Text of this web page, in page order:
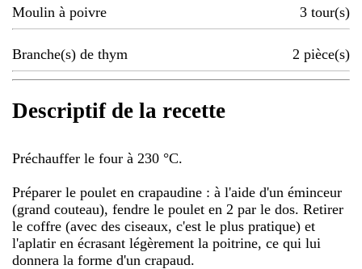
Moulin à poivre 3 tour(s)
Branche(s) de thym 2 pièce(s)
Descriptif de la recette
Préchauffer le four à 230 °C.
Préparer le poulet en crapaudine : à l'aide d'un éminceur
(grand couteau), fendre le poulet en 2 par le dos. Retirer
le coffre (avec des ciseaux, c'est le plus pratique) et
l'aplatir en écrasant légèrement la poitrine, ce qui lui
donnera la forme d'un crapaud.